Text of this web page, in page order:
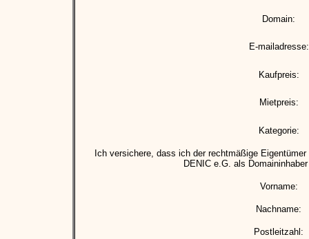
Domain:
E-mailadresse:
Kaufpreis:
Mietpreis:
Kategorie:
Ich versichere, dass ich der rechtmäßige
DENIC e.G. als
Vorname:
Nachname:
Postleitzahl: